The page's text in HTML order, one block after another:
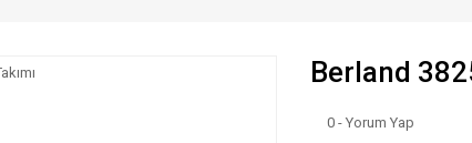
Berland
0 - Yorum Yap